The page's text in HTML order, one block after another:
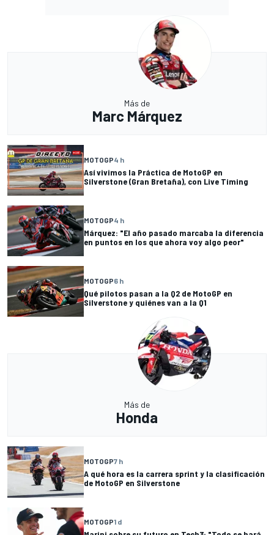
Más de
Marc Márquez
MOTOGP4 h
Así vivimos la Práctica de MotoGP en
Silverstone (Gran Bretaña), con Live Timing
MOTOGP4 h
Márquez: "El año pasado marcaba la diferencia
en puntos en los que ahora voy algo peor"
MOTOGP6 h
Qué pilotos pasan a la Q2 de MotoGP en
Silverstone y quiénes van a la Q1
Más de
Honda
MOTOGP7 h
A qué hora es la carrera sprint y la clasificación
de MotoGP en Silverstone
MOTOGP1 d